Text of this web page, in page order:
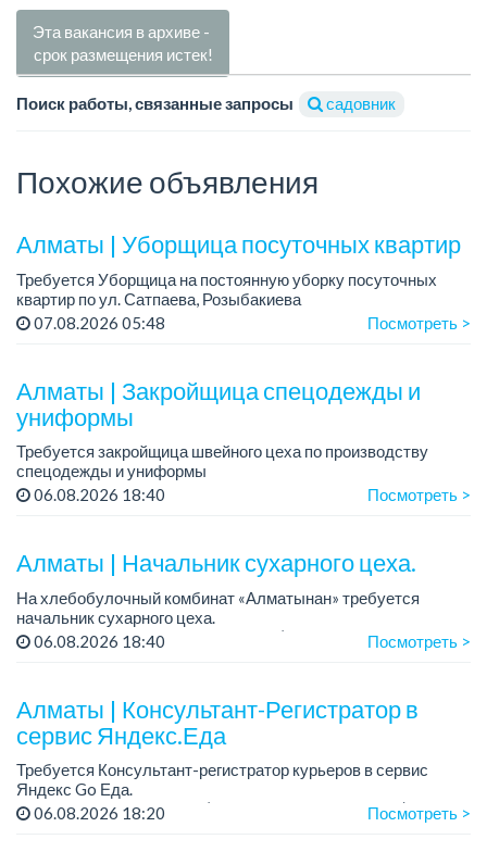
Эта вакансия в архиве -
срок размещения истек!
Поиск работы, связанные запросы садовник
Похожие объявления
Алматы | Уборщица посуточных квартир
Требуется Уборщица на постоянную уборку посуточных
квартир по ул. Сатпаева, Розыбакиева
График работы: полный.
Требования: проживание в городе Алматы, обязательно по
07.08.2026 05:48 Посмотреть >
Алматы | Закройщица спецодежды и
униформы
Требуется закройщица швейного цеха по производству
спецодежды и униформы
Рабочий день с 9:00 до 18:00
06.08.2026 18:40 Посмотреть >
Алматы | Начальник сухарного цеха.
На хлебобулочный комбинат «Алматынан» требуется
начальник сухарного цеха.
Зарплата: от 300 000 тенге на руки (обсуждается на
Требования: оп...
06.08.2026 18:40 Посмотреть >
Алматы | Консультант-Регистратор в
сервис Яндекс.Еда
Требуется Консультант-регистратор курьеров в сервис
Яндекс Go Еда.
Условия: работа в офисе (Абылай хана - Макатаева).
06.08.2026 18:20 Посмотреть >